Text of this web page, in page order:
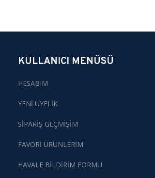
KULLANICI MENÜSÜ
HESABIM
YENİ ÜYELİK
SİPARİŞ GEÇMİŞİM
FAVORİ ÜRÜNLERİM
HAVALE BİLDİRİM FORMU